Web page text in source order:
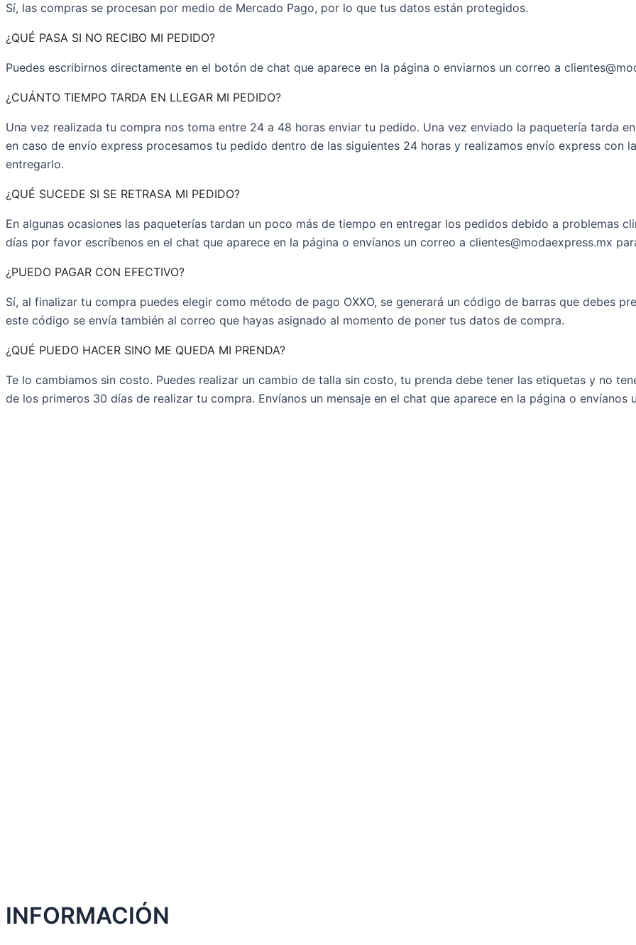
Sí, las compras se procesan por medio de Mercado Pago, por lo que tus datos están protegidos.
¿QUÉ PASA SI NO RECIBO MI PEDIDO?
Puedes escribirnos directamente en el botón de chat que aparece en la página o enviarnos un correo a
¿CUÁNTO TIEMPO TARDA EN LLEGAR MI PEDIDO?
Una vez realizada tu compra nos toma entre 24 a 48 horas enviar tu pedido. Una vez enviado la paquetería tarda
en caso de envío express procesamos tu pedido dentro de las siguientes 24 horas y realizamos envío express con
entregarlo.
¿QUÉ SUCEDE SI SE RETRASA MI PEDIDO?
En algunas ocasiones las paqueterías tardan un poco más de tiempo en entregar los pedidos debido a problemas
días por favor escríbenos en el chat que aparece en la página o envíanos un correo a clientes@modaexpress.mx
¿PUEDO PAGAR CON EFECTIVO?
Sí, al finalizar tu compra puedes elegir como método de pago OXXO, se generará un código de barras que debes
este código se envía también al correo que hayas asignado al momento de poner tus datos de compra.
¿QUÉ PUEDO HACER SINO ME QUEDA MI PRENDA?
Te lo cambiamos sin costo. Puedes realizar un cambio de talla sin costo, tu prenda debe tener las etiquetas y no
de los primeros 30 días de realizar tu compra. Envíanos un mensaje en el chat que aparece en la página o envíanos
INFORMACIÓN